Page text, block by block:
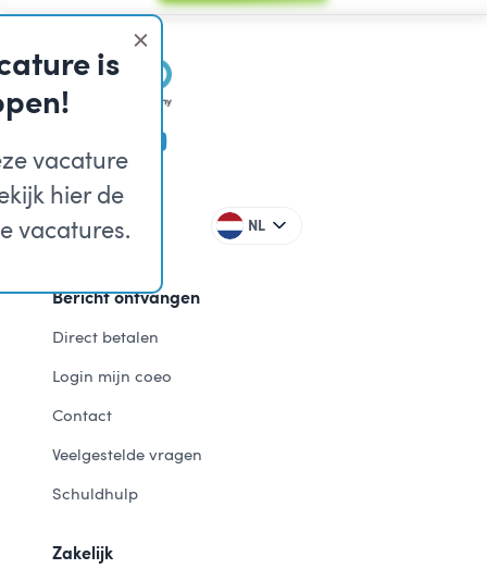
is
vacature
hier de
vacatures.Cookies NL
Bericht ontvangen
Direct betalen
Login mijn coeo
Contact
Veelgestelde vragen
Schuldhulp
Zakelijk